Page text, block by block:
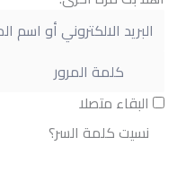
البقاء متصلا
نسيت كلمة السر؟